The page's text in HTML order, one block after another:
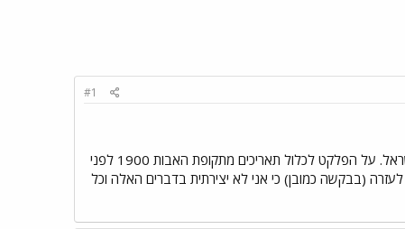
#1
יש לנו שבוע פעילות בנושא של "קו הזמן". במסגרת הפעילות כל כתה צריכה להכין פלקט שבו ציר הזמן של עם ישראל. על הפלקט לכלול תאריכים מתקופת האבות 1900 לפני
ממש זקוקה לעזרה (בבקשה כמובן) כי אני לא יצירתית בדברים האלה וכל